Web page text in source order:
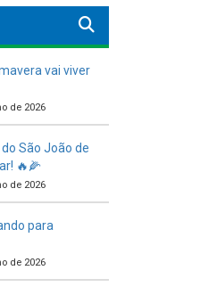
vai viver
de 2026
São João de
🔥🌽
de 2026
para
de 2026